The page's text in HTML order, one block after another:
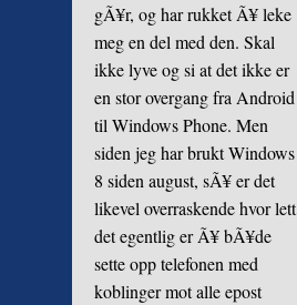
gÃ¥r, og har rukket Ã¥ leke
meg en del med den. Skal
ikke lyve og si at det ikke er
en stor overgang fra Android
til Windows Phone. Men
siden jeg har brukt Windows
8 siden august, sÃ¥ er det
likevel overraskende hvor lett
det egentlig er Ã¥ bÃ¥de
sette opp telefonen med
koblinger mot alle epost